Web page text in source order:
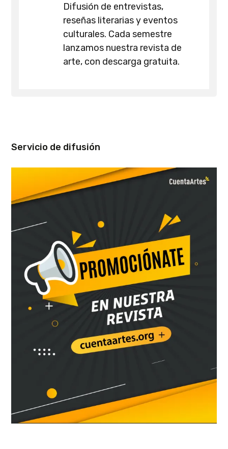
Difusión de entrevistas,
reseñas literarias y eventos
culturales. Cada semestre
lanzamos nuestra revista de
arte, con descarga gratuita.
Servicio de difusión